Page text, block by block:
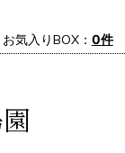
お気入りBOX： 0件